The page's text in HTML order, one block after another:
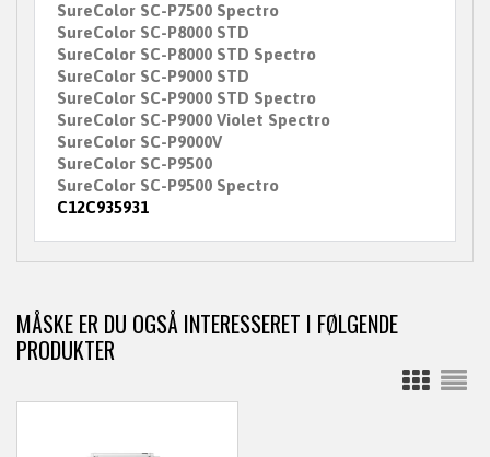
SureColor SC-P7500 Spectro
SureColor SC-P8000 STD
SureColor SC-P8000 STD Spectro
SureColor SC-P9000 STD
SureColor SC-P9000 STD Spectro
SureColor SC-P9000 Violet Spectro
SureColor SC-P9000V
SureColor SC-P9500
SureColor SC-P9500 Spectro
C12C935931
MÅSKE ER DU OGSÅ INTERESSERET I FØLGENDE
PRODUKTER